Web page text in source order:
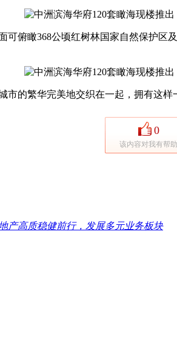
瞰368公顷红树林国家自然保护区
繁华完美地交织在一起，拥有这样
0
该内容对我有帮助
产高质稳健前行，发展多元业务板块